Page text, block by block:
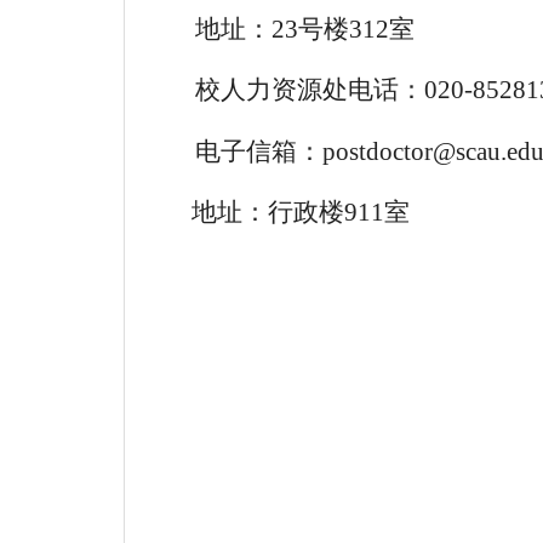
地址：23号楼312室
校人力资源处电话：020-
电子信箱：
地址：行政楼911室